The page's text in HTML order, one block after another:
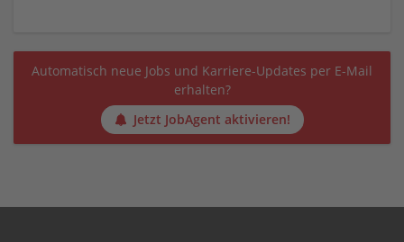
Automatisch neue Jobs und Karriere-Updates per E-Mail
erhalten?
Jetzt JobAgent aktivieren!